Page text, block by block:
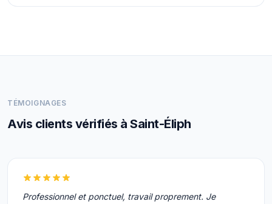
TÉMOIGNAGES
Avis clients vérifiés à Saint-Éliph
Professionnel et ponctuel, travail proprement. Je